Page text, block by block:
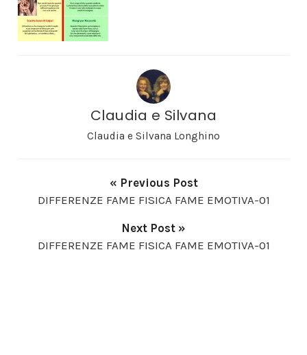
Claudia e Silvana
Claudia e Silvana Longhino
« Previous Post
DIFFERENZE FAME FISICA FAME EMOTIVA-01
Next Post »
DIFFERENZE FAME FISICA FAME EMOTIVA-01